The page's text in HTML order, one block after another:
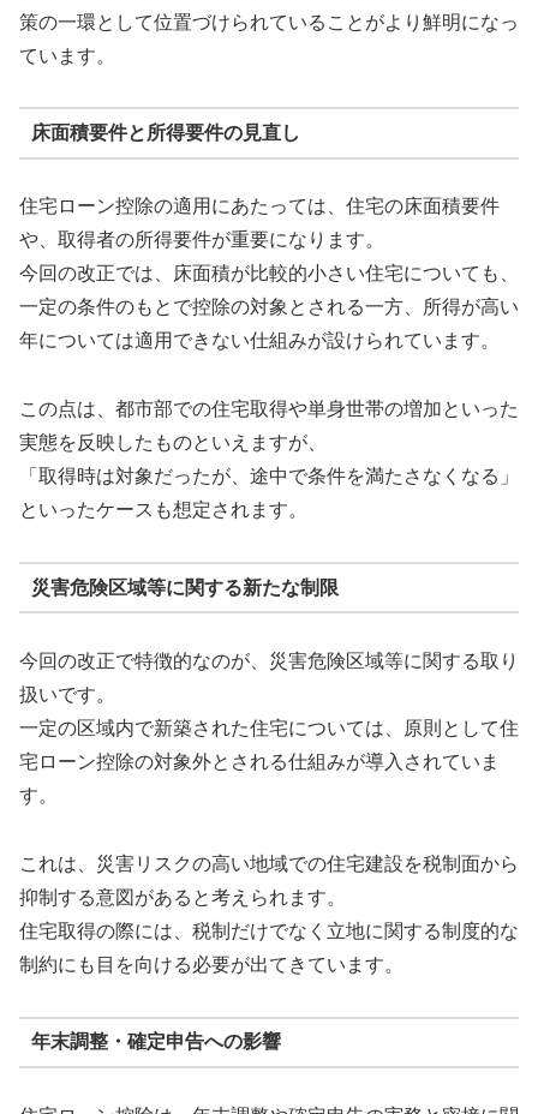
策の一環として位置づけられていることがより鮮明になっ
ています。
床面積要件と所得要件の見直し
住宅ローン控除の適用にあたっては、住宅の床面積要件
や、取得者の所得要件が重要になります。
今回の改正では、床面積が比較的小さい住宅についても、
一定の条件のもとで控除の対象とされる一方、所得が高い
年については適用できない仕組みが設けられています。
この点は、都市部での住宅取得や単身世帯の増加といった
実態を反映したものといえますが、
「取得時は対象だったが、途中で条件を満たさなくなる」
といったケースも想定されます。
災害危険区域等に関する新たな制限
今回の改正で特徴的なのが、災害危険区域等に関する取り
扱いです。
一定の区域内で新築された住宅については、原則として住
宅ローン控除の対象外とされる仕組みが導入されていま
す。
これは、災害リスクの高い地域での住宅建設を税制面から
抑制する意図があると考えられます。
住宅取得の際には、税制だけでなく立地に関する制度的な
制約にも目を向ける必要が出てきています。
年末調整・確定申告への影響